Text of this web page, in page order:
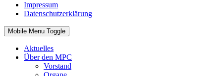
Impressum
Datenschutzerklärung
Mobile Menu Toggle
Aktuelles
Über den MPC
Vorstand